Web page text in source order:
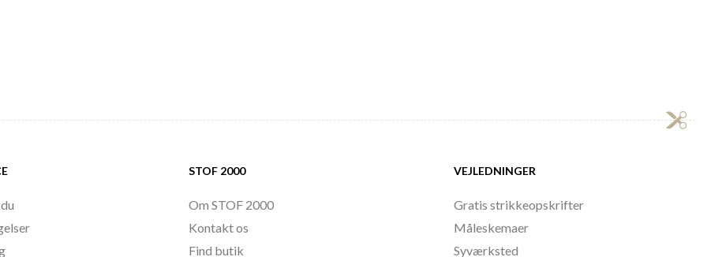
STOF 2000
Om STOF 2000
Kontakt os
Find butik
VEJLEDNINGER
Gratis strikkeopskrifter
Måleskemaer
Syværksted